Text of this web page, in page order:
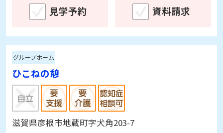
見学予約 資料請求
グループホーム
ひこねの憩
滋賀県彦根市地蔵町字犬角203-7